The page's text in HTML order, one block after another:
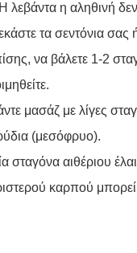
λεβάντα η αληθινή
τα σεντόνια σας
να βάλετε 1-2
μασάζ με λίγες
(μεσόφρυο).
σταγόνα αιθέριου
καρπού